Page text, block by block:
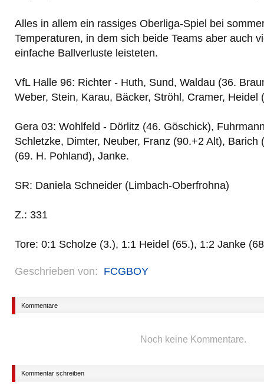
Alles in allem ein rassiges Oberliga-Spiel bei
Temperaturen, in dem sich beide Teams aber auch
einfache Ballverluste leisteten.
VfL Halle 96: Richter - Huth, Sund, Waldau (36.
Weber, Stein, Karau, Bäcker, Ströhl, Cramer, Heidel
Gera 03: Wohlfeld - Dörlitz (46. Göschick),
Schletzke, Dimter, Neuber, Franz (90.+2 Alt), Barich
(69. H. Pohland), Janke.
SR: Daniela Schneider (Limbach-Oberfrohna)
Z.: 331
Tore: 0:1 Scholze (3.), 1:1 Heidel (65.), 1:2 Janke
Geschrieben von: FCGBOY
Kommentare
Noch keine Kommentare.
Kommentar schreiben